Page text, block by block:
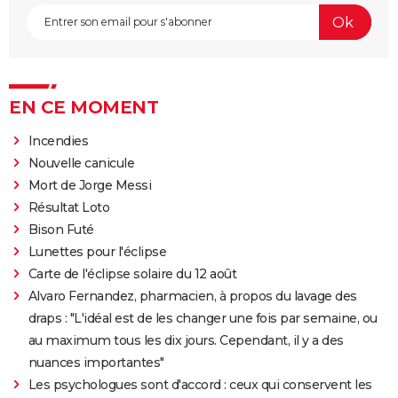
EN CE MOMENT
Incendies
Nouvelle canicule
Mort de Jorge Messi
Résultat Loto
Bison Futé
Lunettes pour l'éclipse
Carte de l'éclipse solaire du 12 août
Alvaro Fernandez, pharmacien, à propos du lavage des
draps : "L'idéal est de les changer une fois par semaine, ou
au maximum tous les dix jours. Cependant, il y a des
nuances importantes"
Les psychologues sont d'accord : ceux qui conservent les